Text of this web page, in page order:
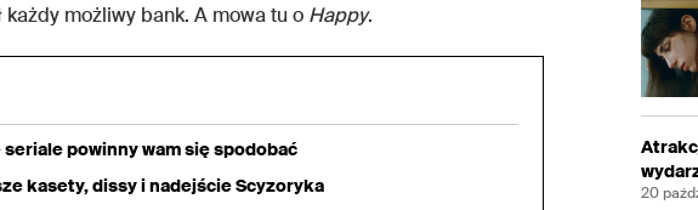
możliwy bank. A mowa tu o Happy.
powinny wam się spodobać
kasety, dissy i nadejście Scyzoryka
20